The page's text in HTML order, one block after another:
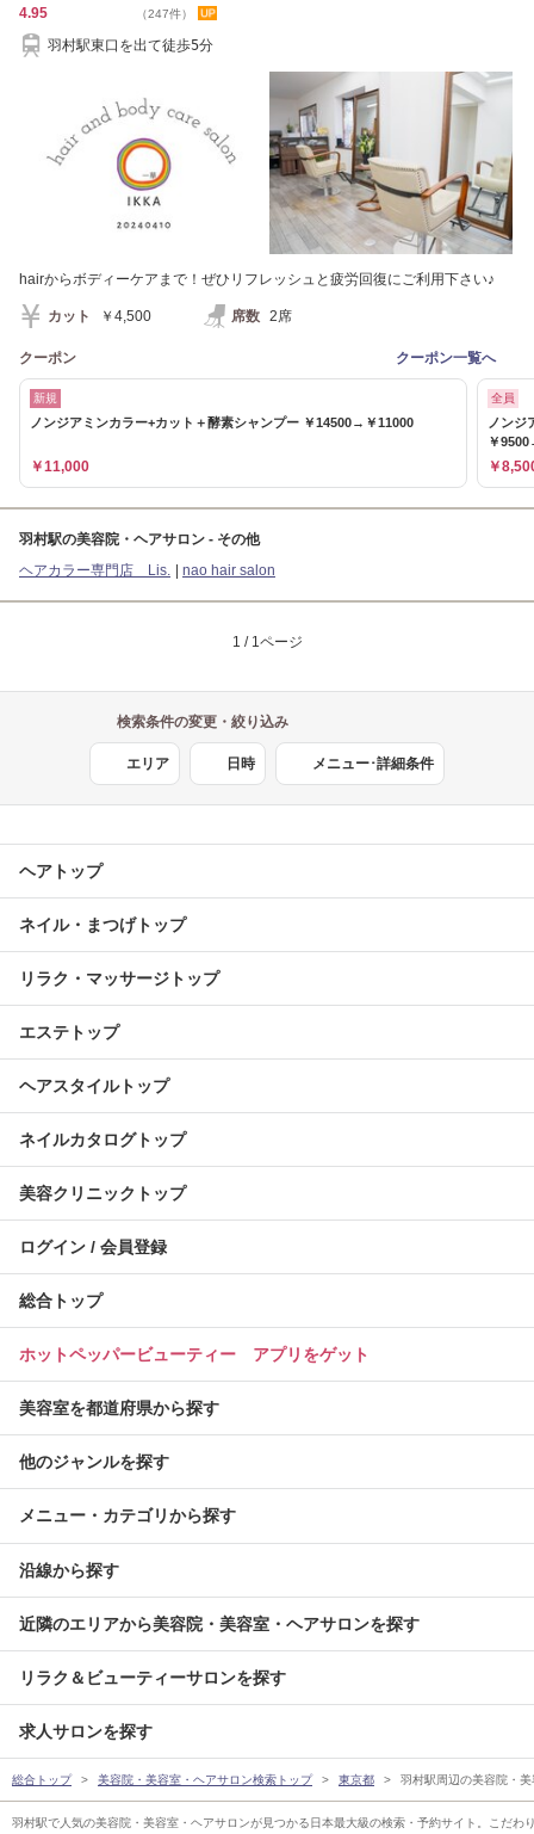
4.95 （247件）
羽村駅東口を出て徒歩5分
hairからボディーケアまで！ぜひリフレッシュと疲労回復にご利用下さい♪
カット ￥4,500 席数 2席
クーポン クーポン一覧へ
新規
ノンジアミンカラー+カット＋酵素シャンプー ￥14500→￥11000
￥11,000
全員
ノンジ
￥
￥
羽村駅の美容院・ヘアサロン - その他
ヘアカラー専門店 Lis.
nao hair salon
1 / 1ページ
検索条件の変更・絞り込み
エリア 日時 メニュー･詳細条件
ヘアトップ
ネイル・まつげトップ
リラク・マッサージトップ
エステトップ
ヘアスタイルトップ
ネイルカタログトップ
美容クリニックトップ
ログイン / 会員登録
総合トップ
ホットペッパービューティー アプリをゲット
美容室を都道府県から探す
他のジャンルを探す
メニュー・カテゴリから探す
沿線から探す
近隣のエリアから美容院・美容室・ヘアサロンを探す
リラク＆ビューティーサロンを探す
求人サロンを探す
総合トップ 美容院・美容室・ヘアサロン検索トップ 東京都 羽村駅周辺の美容院・
羽村駅で人気の美容院・美容室・ヘアサロンが見つかる日本最大級の検索・予約サイト。こだ